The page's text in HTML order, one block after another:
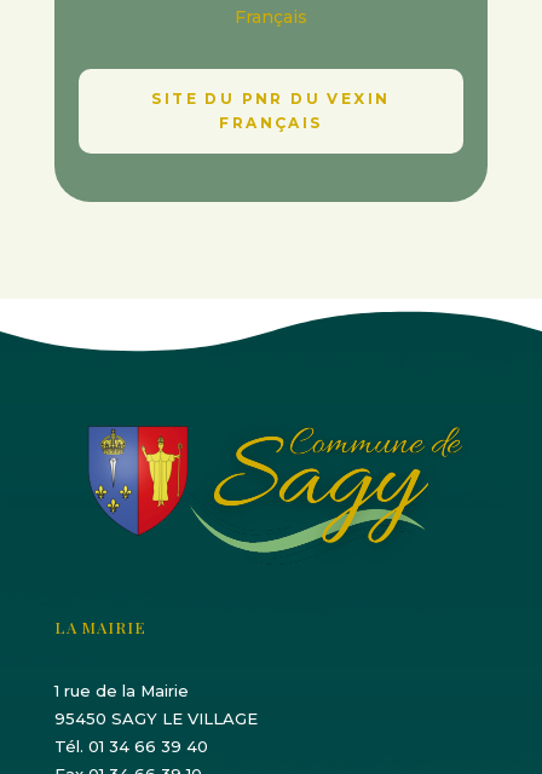
Français
SITE DU PNR DU VEXIN
FRANÇAIS
LA MAIRIE
1 rue de la Mairie
95450 SAGY LE VILLAGE
Tél. 01 34 66 39 40